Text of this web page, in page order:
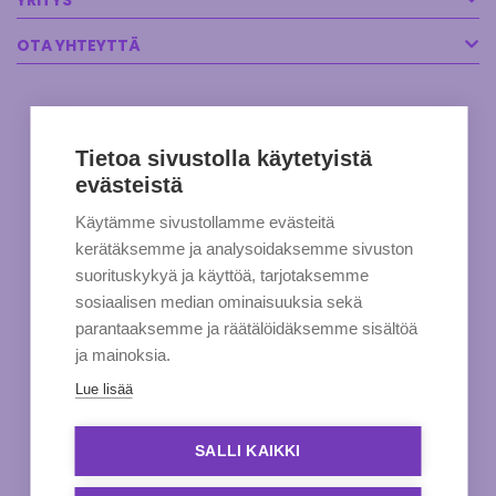
OTA YHTEYTTÄ
Tietoa sivustolla käytetyistä
evästeistä
Käytämme sivustollamme evästeitä
kerätäksemme ja analysoidaksemme sivuston
suorituskykyä ja käyttöä, tarjotaksemme
sosiaalisen median ominaisuuksia sekä
parantaaksemme ja räätälöidäksemme sisältöä
ja mainoksia.
Lue lisää
SALLI KAIKKI